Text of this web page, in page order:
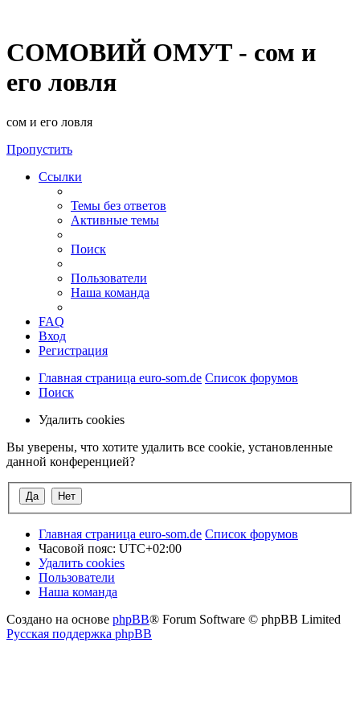
СОМОВИЙ ОМУТ - сом и
его ловля
сом и его ловля
Пропустить
Ссылки
Темы без ответов
Активные темы
Поиск
Пользователи
Наша команда
FAQ
Вход
Регистрация
Главная страница euro-som.de Список форумов
Поиск
Удалить cookies
Вы уверены, что хотите удалить все cookie, установленные
данной конференцией?
Главная страница euro-som.de Список форумов
Часовой пояс: UTC+02:00
Удалить cookies
Пользователи
Наша команда
Создано на основе phpBB® Forum Software © phpBB Limited
Русская поддержка phpBB